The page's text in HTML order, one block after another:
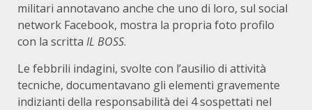
militari annotavano anche che uno di loro, sul social
network Facebook, mostra la propria foto profilo
con la scritta IL BOSS.
Le febbrili indagini, svolte con l’ausilio di attività
tecniche, documentavano gli elementi gravemente
indizianti della responsabilità dei 4 sospettati nel